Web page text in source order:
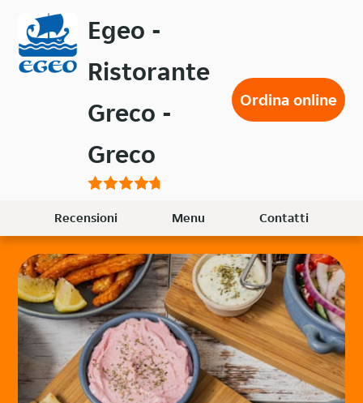
contenuto
principale
Egeo -
Ristorante
Greco -
Greco
Ordina online
Recensioni Menu Contatti